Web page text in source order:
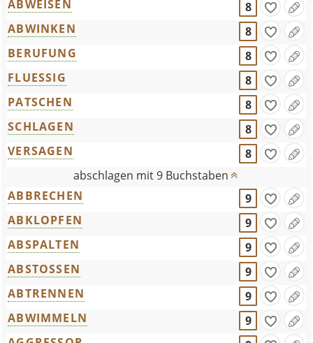
ABWEISEN
8
ABWINKEN
8
BERUFUNG
8
FLUESSIG
8
PATSCHEN
8
SCHLAGEN
8
VERSAGEN
8
abschlagen mit 9 Buchstaben
ABBRECHEN
9
ABKLOPFEN
9
ABSPALTEN
9
ABSTOSSEN
9
ABTRENNEN
9
ABWIMMELN
9